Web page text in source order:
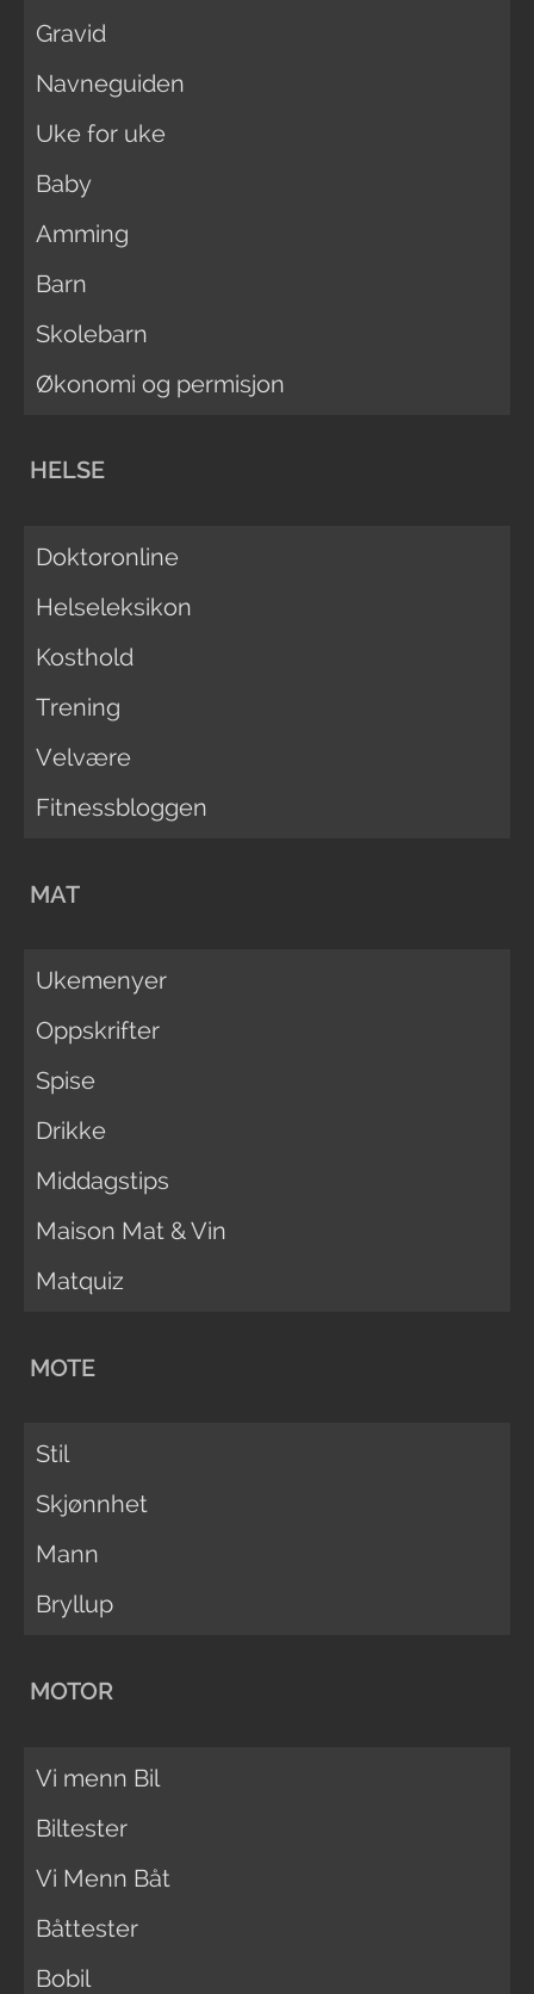
Gravid
Navneguiden
Uke for uke
Baby
Amming
Barn
Skolebarn
Økonomi og permisjon
HELSE
Doktoronline
Helseleksikon
Kosthold
Trening
Velvære
Fitnessbloggen
MAT
Ukemenyer
Oppskrifter
Spise
Drikke
Middagstips
Maison Mat & Vin
Matquiz
MOTE
Stil
Skjønnhet
Mann
Bryllup
MOTOR
Vi menn Bil
Biltester
Vi Menn Båt
Båttester
Bobil